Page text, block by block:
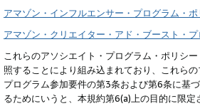
アマゾン・インフルエンサー・プログラム・ポ
アマゾン・クリエイター・アド・ブースト・
これらのアソシエイト・プログラム・ポリシー
照することにより組み込まれており、これら
プログラム参加要件の第3条および第6条に基
るためにいうと、本規約第6(a)上の目的に限